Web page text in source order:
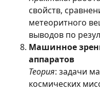
свойств,
метеоритного
выводов по
Машинное
аппаратов
Теория: задачи
космических